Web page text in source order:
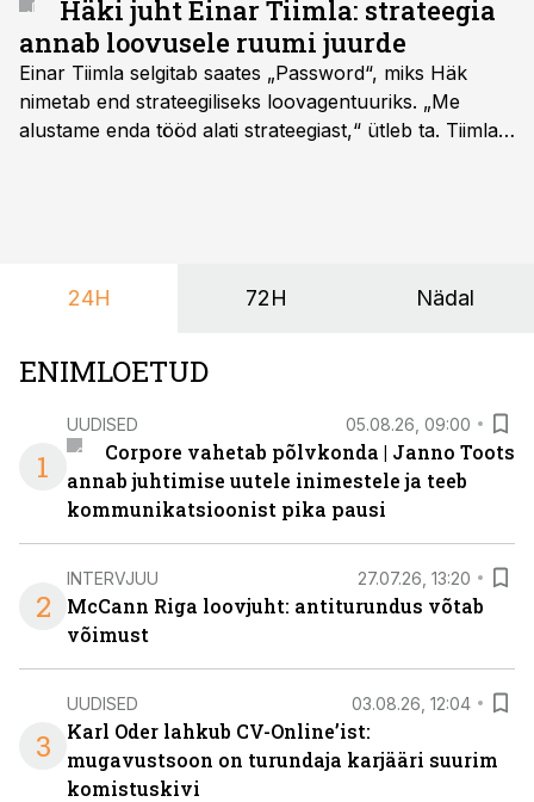
Häki juht Einar Tiimla: strateegia
annab loovusele ruumi juurde
Einar Tiimla selgitab saates „Password“, miks Häk
nimetab end strateegiliseks loovagentuuriks. „Me
alustame enda tööd alati strateegiast,“ ütleb ta. Tiimla
24H 72H Nädal
ENIMLOETUD
1
UUDISED 05.08.26, 09:00
Corpore vahetab põlvkonda | Janno Toots
annab juhtimise uutele inimestele ja teeb
kommunikatsioonist pika pausi
2
INTERVJUU 27.07.26, 13:20
McCann Riga loovjuht: antiturundus võtab
võimust
3
UUDISED 03.08.26, 12:04
Karl Oder lahkub CV-Online’ist:
mugavustsoon on turundaja karjääri suurim
komistuskivi